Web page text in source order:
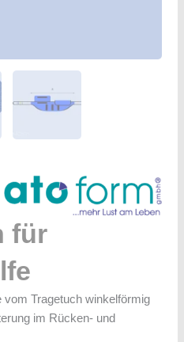
für
vom Tragetuch winkelförmig
im Rücken- und